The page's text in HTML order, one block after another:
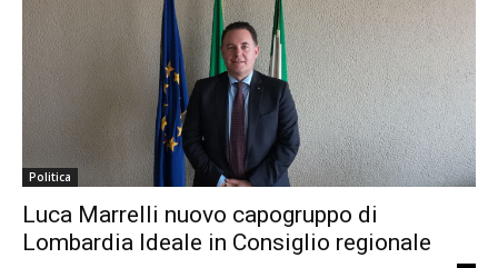
Politica
Luca Marrelli nuovo capogruppo di
Lombardia Ideale in Consiglio regionale